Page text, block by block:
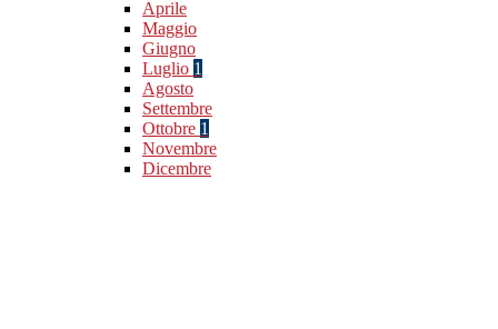
Aprile
Maggio
Giugno
Luglio 1
Agosto
Settembre
Ottobre 1
Novembre
Dicembre